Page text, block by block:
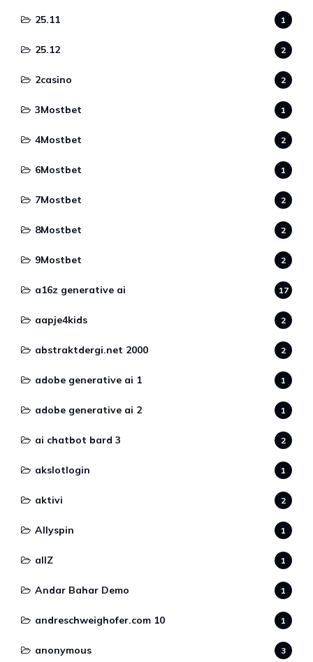
25.11 1
25.12 2
2casino 2
3Mostbet 1
4Mostbet 2
6Mostbet 1
7Mostbet 2
8Mostbet 2
9Mostbet 2
a16z generative ai 17
aapje4kids 2
abstraktdergi.net 2000 2
adobe generative ai 1 1
adobe generative ai 2 1
ai chatbot bard 3 2
akslotlogin 1
aktivi 2
Allyspin 1
allZ 1
Andar Bahar Demo 1
andreschweighofer.com 10 1
anonymous 3